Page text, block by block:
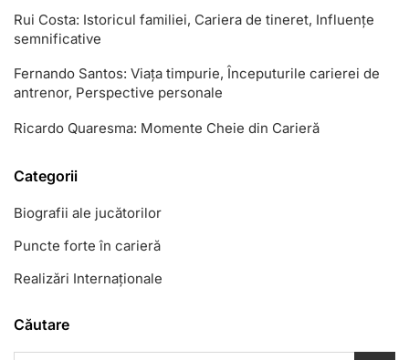
Rui Costa: Istoricul familiei, Cariera de tineret, Influențe
semnificative
Fernando Santos: Viața timpurie, Începuturile carierei de
antrenor, Perspective personale
Ricardo Quaresma: Momente Cheie din Carieră
Categorii
Biografii ale jucătorilor
Puncte forte în carieră
Realizări Internaționale
Căutare